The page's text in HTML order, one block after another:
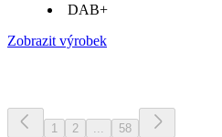
DAB+
Zobrazit výrobek
1 2 ... 58